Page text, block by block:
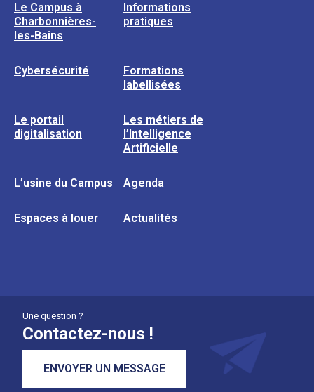
Le Campus à
Charbonnières-
les-Bains
Informations
pratiques
Cybersécurité
Formations
labellisées
Le portail
digitalisation
Les métiers de
l’Intelligence
Artificielle
L’usine du Campus Agenda
Espaces à louer Actualités
Une question ?
Contactez-nous !
ENVOYER UN MESSAGE